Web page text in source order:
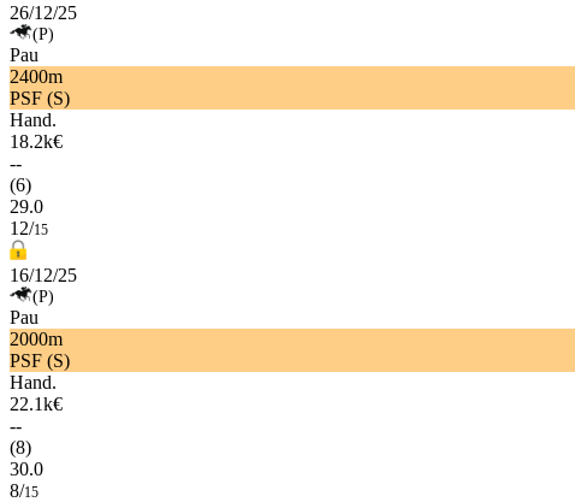
26/12/25
(P)
Pau
2400m
PSF (S)
Hand.
18.2k€
--
(6)
29.0
12/15
16/12/25
(P)
Pau
2000m
PSF (S)
Hand.
22.1k€
--
(8)
30.0
8/15